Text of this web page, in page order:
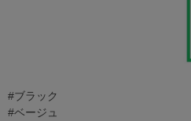
#ブラック
#ベージュ